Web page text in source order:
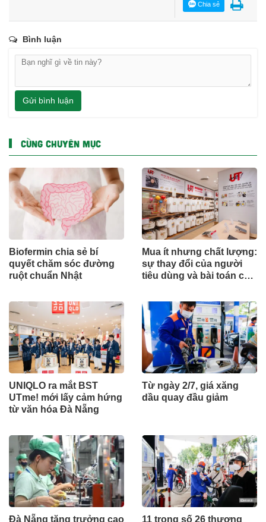
Chia sẻ
Bình luận
Gửi bình luận
CÙNG CHUYÊN MỤC
Biofermin chia sẻ bí
quyết chăm sóc đường
ruột chuẩn Nhật
Mua ít nhưng chất lượng:
sự thay đổi của người
tiêu dùng và bài toán cho
UNIQLO ra mắt BST
UTme! mới lấy cảm hứng
từ văn hóa Đà Nẵng
Từ ngày 2/7, giá xăng
dầu quay đầu giảm
Đà Nẵng tăng trưởng cao
11 trong số 26 thương